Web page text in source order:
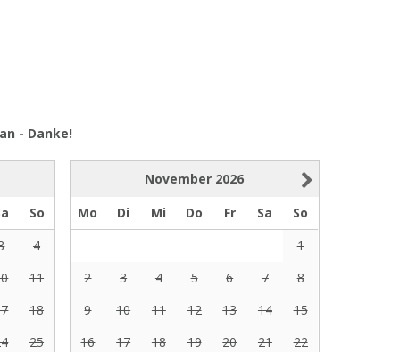
- Danke!
So
4
11
18
25
November 2026
Mo
Di Mi Do Fr Sa
So
1
2
3 4 5 6 7
8
9
10 11 12 13 14
15
16
17 18 19 20 21
22